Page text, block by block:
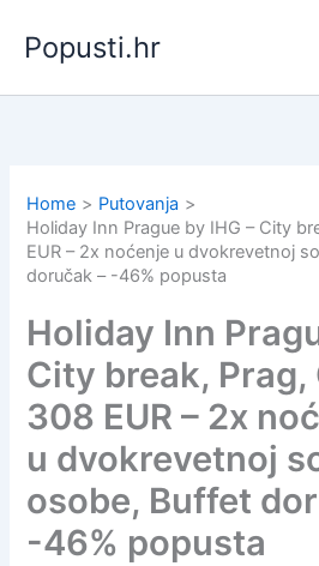
content
Popusti.hr
Home
Putovanja
Holiday Inn Prague by IHG – City
EUR – 2x noćenje u dvokrevetnoj
doručak – -46% popusta
Holiday Inn
City break, Prag,
308 EUR – 2x
u dvokrevetnoj
osobe, Buffet
-46% popusta